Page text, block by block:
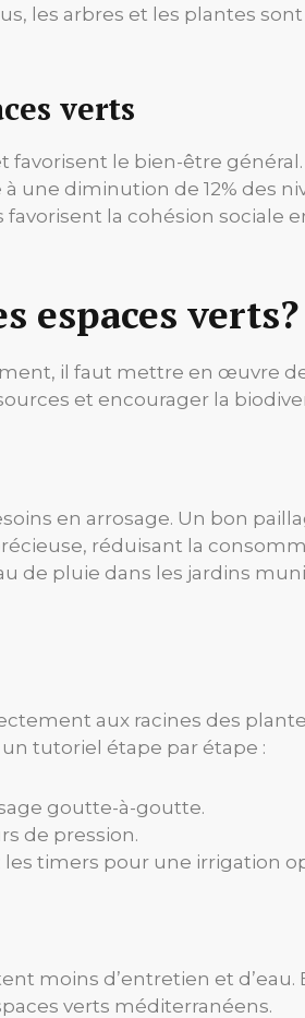
les arbres et les plantes
verts
le bien-être général.
une diminution de 12% des
la cohésion sociale
espaces verts?
il faut mettre en œuvre
et encourager la
en arrosage. Un bon
réduisant la
de pluie dans les jardins
aux racines des
un tutoriel étape par étape :
goutte-à-goutte.
de pression.
les timers pour une irrigation
moins d’entretien et d’eau.
verts méditerranéens.